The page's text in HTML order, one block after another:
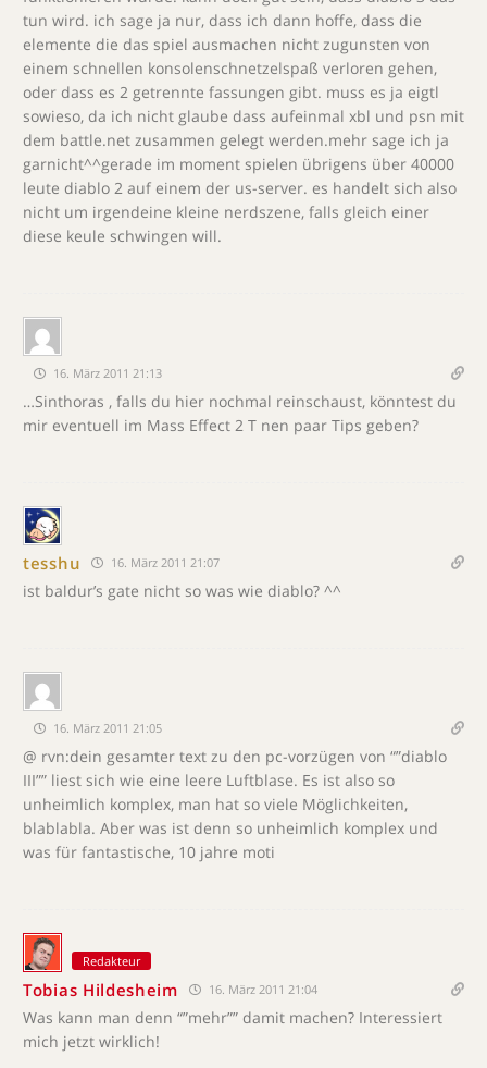
tun wird. ich sage ja nur, dass ich dann hoffe, dass die
elemente die das spiel ausmachen nicht zugunsten von
einem schnellen konsolenschnetzelspaß verloren gehen,
oder dass es 2 getrennte fassungen gibt. muss es ja eigtl
sowieso, da ich nicht glaube dass aufeinmal xbl und psn mit
dem battle.net zusammen gelegt werden.mehr sage ich ja
garnicht^^gerade im moment spielen übrigens über 40000
leute diablo 2 auf einem der us-server. es handelt sich also
nicht um irgendeine kleine nerdszene, falls gleich einer
diese keule schwingen will.
16. März 2011 21:13
…Sinthoras , falls du hier nochmal reinschaust, könntest du
mir eventuell im Mass Effect 2 T nen paar Tips geben?
tesshu 16. März 2011 21:07
ist baldur’s gate nicht so was wie diablo? ^^
16. März 2011 21:05
@ rvn:dein gesamter text zu den pc-vorzügen von “”diablo
III”” liest sich wie eine leere Luftblase. Es ist also so
unheimlich komplex, man hat so viele Möglichkeiten,
blablabla. Aber was ist denn so unheimlich komplex und
was für fantastische, 10 jahre moti
Redakteur
Tobias Hildesheim 16. März 2011 21:04
Was kann man denn “”mehr”” damit machen? Interessiert
mich jetzt wirklich!